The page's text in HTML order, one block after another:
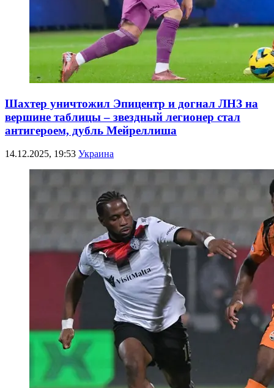
Шахтер уничтожил Эпицентр и догнал ЛНЗ на
вершине таблицы – звездный легионер стал
антигероем, дубль Мейреллиша
14.12.2025, 19:53 Украина